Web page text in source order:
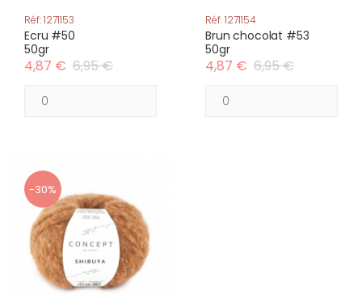
Réf: 1271153
Ecru #50
50gr
4,87 € 6,95 €
Réf: 1271154
Brun chocolat #53
50gr
4,87 € 6,95 €
-30%